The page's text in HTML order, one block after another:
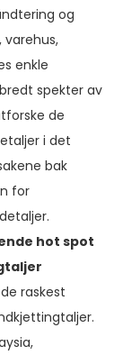
og
varehus,
enkle
spekter av
de
i det
bak
for
hot spot
raskest